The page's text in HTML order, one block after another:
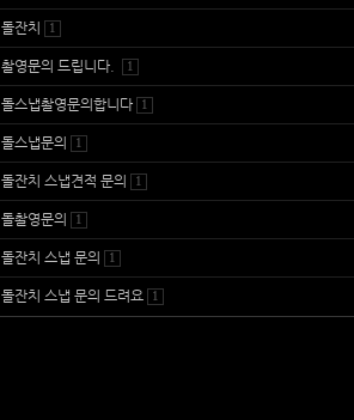
돌잔치 1
촬영문의 드립니다. 1
돌스냅촬영문의합니다 1
돌스냅문의 1
돌잔치 스냅견적 문의 1
돌촬영문의 1
돌잔치 스냅 문의 1
돌잔치 스냅 문의 드려요 1